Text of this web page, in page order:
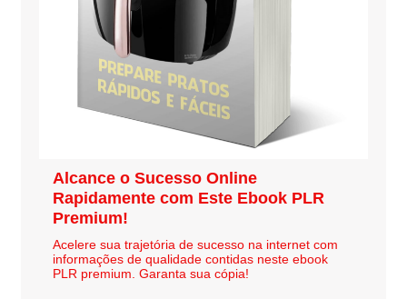
Alcance o Sucesso Online
Rapidamente com Este Ebook PLR
Premium!
Acelere sua trajetória de sucesso na internet com
informações de qualidade contidas neste ebook
PLR premium. Garanta sua cópia!